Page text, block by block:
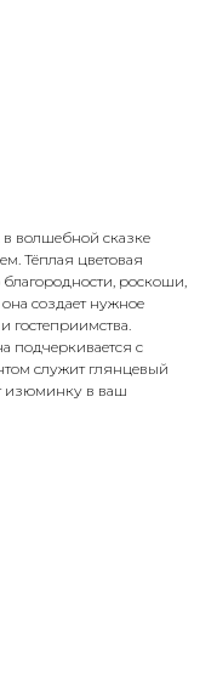
в волшебной сказке
Тёплая цветовая
роскоши,
создает нужное
гостеприимства.
подчеркивается с
служит глянцевый
изюминку в ваш